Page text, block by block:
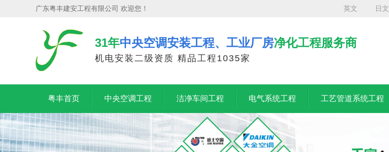
广东粤丰建安工程有限公司 欢迎您！ 英文 日文
31年中央空调安装工程、工业厂房净化工程服务商
机电安装二级资质 精品工程1035家
粤丰首页 中央空调工程 洁净车间工程 电气系统工程 工艺管道系统工程